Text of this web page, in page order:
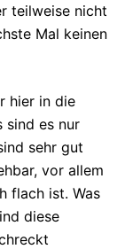
teilweise nicht
Mal keinen
hier in die
sind es nur
sehr gut
vor allem
flach ist. Was
diese